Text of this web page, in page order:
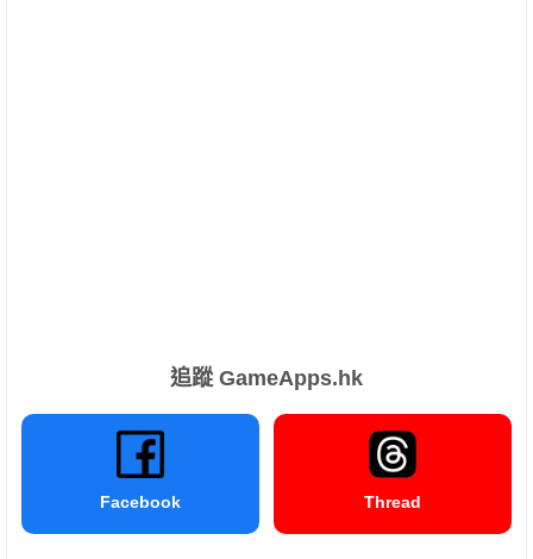
追蹤 GameApps.hk
Facebook Thread